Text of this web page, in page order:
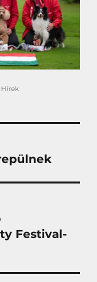
Kategória
Hírek
Festival-